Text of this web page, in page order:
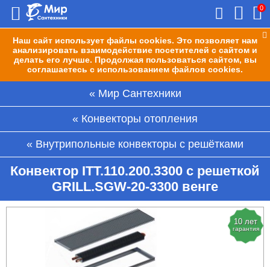
Наш сайт использует файлы cookies. Это позволяет нам
анализировать взаимодействие посетителей с сайтом и
делать его лучше. Продолжая пользоваться сайтом, вы
соглашаетесь с использованием файлов cookies.
0
Мир Сантехники
Конвекторы отопления
Внутрипольные конвекторы с решётками
Конвектор ITT.110.200.3300 с решеткой
GRILL.SGW-20-3300 венге
10 лет
гарантия